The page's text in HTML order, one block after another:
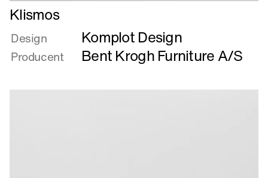
Læs
mere
om
Klismos
Klismos
Design Komplot Design
Producent Bent Krogh Furniture A/S